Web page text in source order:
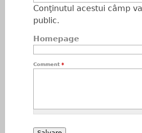
Conţinutul acestui câmp
public.
Homepage
Comment *